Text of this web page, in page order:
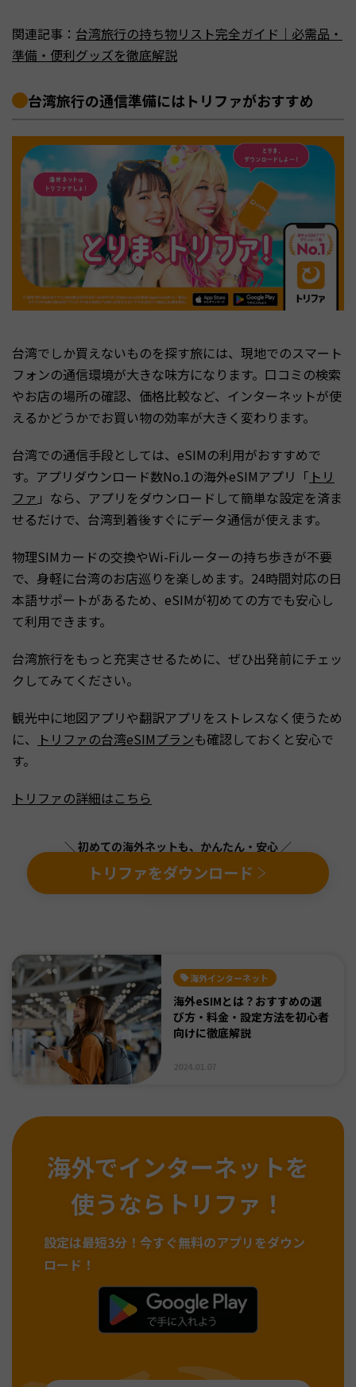
関連記事： 台湾旅行の持ち物リスト完全ガイド｜必需品・
準備・便利グッズを徹底解説
台湾旅行の通信準備にはトリファがおすすめ
台湾でしか買えないものを探す旅には、現地でのスマート
フォンの通信環境が大きな味方になります。口コミの検索
やお店の場所の確認、価格比較など、インターネットが使
えるかどうかでお買い物の効率が大きく変わります。
台湾での通信手段としては、eSIMの利用がおすすめで
す。アプリダウンロード数No.1の海外eSIMアプリ「 トリ
ファ 」なら、アプリをダウンロードして簡単な設定を済ま
せるだけで、台湾到着後すぐにデータ通信が使えます。
物理SIMカードの交換やWi-Fiルーターの持ち歩きが不要
で、身軽に台湾のお店巡りを楽しめます。24時間対応の日
本語サポートがあるため、eSIMが初めての方でも安心し
て利用できます。
台湾旅行をもっと充実させるために、ぜひ出発前にチェッ
クしてみてください。
観光中に地図アプリや翻訳アプリをストレスなく使うため
に、
トリファの台湾eSIMプランも確認しておくと安心で
す。
トリファの詳細はこちら
＼ 初めての海外ネットも、かんたん・安心 ／
トリファをダウンロード
海外インターネット
海外eSIMとは？おすすめの選
び方・料金・設定方法を初心者
向けに徹底解説
海外でインターネットを
使うならトリファ！
設定は最短3分！ 今すぐ無料のアプリをダウン
ロード！